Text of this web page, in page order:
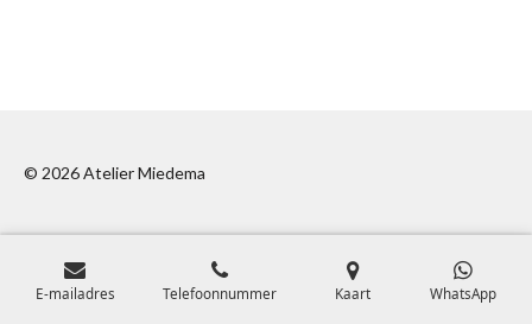
© 2026 Atelier Miedema
E-mailadres Telefoonnummer Kaart WhatsApp